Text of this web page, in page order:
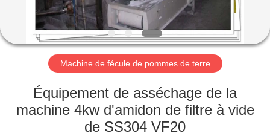
SUJET
DES
USA
VISITE
D'USINE
Machine de fécule de pommes de terre
Équipement de asséchage de la
machine 4kw d'amidon de filtre à vide
de SS304 VF20